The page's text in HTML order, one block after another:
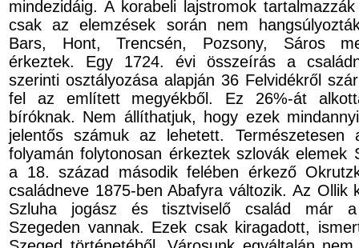
mindezidáig. A korabeli lajstromok
csak az elemzések során nem
Bars, Hont, Trencsén, Pozsony, Sáros
érkeztek. Egy 1724. évi összeírás a
szerinti osztályozása alapján 36 Felvidékről
fel az említett megyékből. Ez 26%-át
bíróknak. Nem állíthatjuk, hogy ezek
jelentős számuk az lehetett. Természetesen
folyamán folytonosan érkeztek szlovák elemek
a 18. század második felében érkező
családneve 1875-ben Abafyra változik. Az Ollik
Szluha jogász és tisztviselő család már
Szegeden vannak. Ezek csak kiragadott,